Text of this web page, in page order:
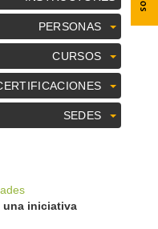
PERSONAS
CURSOS
SEDES
una iniciativa